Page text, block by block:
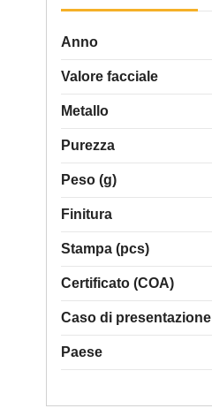
Anno
Valore facciale
Metallo
Purezza
Peso (g)
Finitura
Stampa (pcs)
Certificato (COA)
Caso di presentazione
Paese